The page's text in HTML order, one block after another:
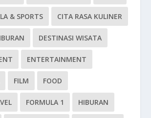
& SPORTS CITA RASA KULINER
DESTINASI WISATA
ENTERTAINMENT
FILM FOOD
FORMULA 1 HIBURAN